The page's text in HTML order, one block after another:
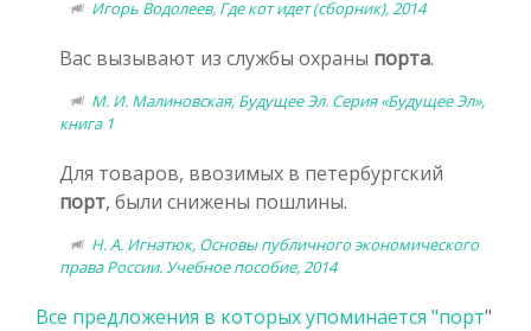
Игорь Водолеев, Где кот идет (сборник), 2014
Вас вызывают из службы охраны порта.
М. И. Малиновская, Будущее Эл. Серия «Будущее Эл»,
книга 1
Для товаров, ввозимых в петербургский
порт, были снижены пошлины.
Н. А. Игнатюк, Основы публичного экономического
права России. Учебное пособие, 2014
Все предложения в которых упоминается "порт"